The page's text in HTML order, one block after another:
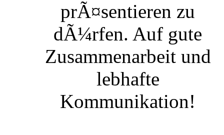
prÃ¤sentieren zu
dÃ¼rfen. Auf gute
Zusammenarbeit und
lebhafte
Kommunikation!